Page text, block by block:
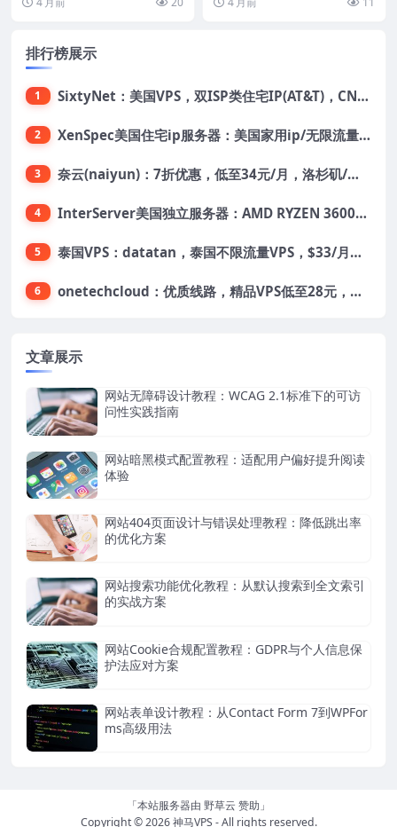
装、配置、优化等各...
是搭建网站和运行业...
排行榜展示
1 SixtyNet：美国VPS，双ISP类住宅IP(AT&T)，CN2 GIA网络，超高DDoS防御，$14/月，2G内存/2核/40gSSD/5T流量/10Gbps带宽
2 XenSpec美国住宅ip服务器：美国家用ip/无限流量/10Gbps独享带宽/449美元/月起，支持支付宝
3 奈云(naiyun)：7折优惠，低至34元/月，洛杉矶/香港机房，三网CN2 GIA/CUII/高防保护，解锁Chatgpt/Tiktok
4 InterServer美国独立服务器：AMD RYZEN 3600X处理器，75美元/月，送40美元
5 泰国VPS：datatan，泰国不限流量VPS，$33/月，4G内存/3核/60gSSD
6 onetechcloud：优质线路，精品VPS低至28元，美国三网原生CN2 GIA（高防可选）、香港CN2、韩国CN2
文章展示
网站无障碍设计教程：WCAG 2.1标准下的可访
问性实践指南
网站暗黑模式配置教程：适配用户偏好提升阅读
体验
网站404页面设计与错误处理教程：降低跳出率
的优化方案
网站搜索功能优化教程：从默认搜索到全文索引
的实战方案
网站Cookie合规配置教程：GDPR与个人信息保
护法应对方案
网站表单设计教程：从Contact Form 7到WPFor
ms高级用法
「本站服务器由 野草云 赞助」
Copyright © 2026神马VPS - All rights reserved.